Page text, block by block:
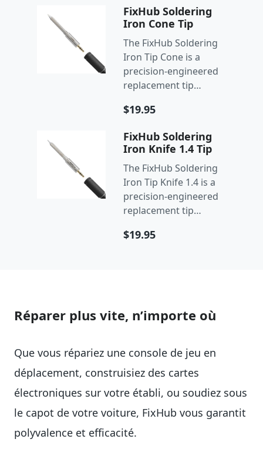
FixHub Soldering
Iron Cone Tip
The FixHub Soldering
Iron Tip Cone is a
precision-engineered
replacement tip
FixHub Smart
$19.95
FixHub Soldering
Iron Knife 1.4 Tip
The FixHub Soldering
Iron Tip Knife 1.4 is a
precision-engineered
replacement tip
FixHub Smart
$19.95
Réparer plus vite, n’importe où
Que vous répariez une console de jeu en
déplacement, construisiez des cartes
électroniques sur votre établi, ou soudiez sous
le capot de votre voiture, FixHub vous garantit
polyvalence et efficacité.